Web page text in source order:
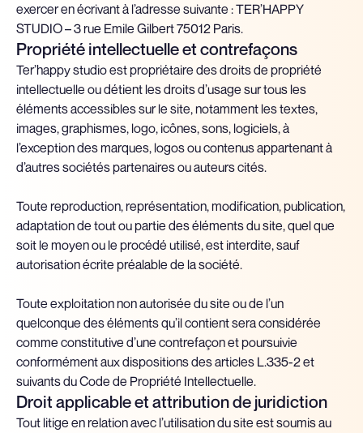
exercer en écrivant à l’adresse suivante : TER’HAPPY
STUDIO – 3 rue Emile Gilbert 75012 Paris.
Propriété intellectuelle et contrefaçons
Ter’happy studio est propriétaire des droits de propriété
intellectuelle ou détient les droits d’usage sur tous les
éléments accessibles sur le site, notamment les textes,
images, graphismes, logo, icônes, sons, logiciels, à
l’exception des marques, logos ou contenus appartenant à
d’autres sociétés partenaires ou auteurs cités.
Toute reproduction, représentation, modification, publication,
adaptation de tout ou partie des éléments du site, quel que
soit le moyen ou le procédé utilisé, est interdite, sauf
autorisation écrite préalable de la société.
Toute exploitation non autorisée du site ou de l’un
quelconque des éléments qu’il contient sera considérée
comme constitutive d’une contrefaçon et poursuivie
conformément aux dispositions des articles L.335-2 et
suivants du Code de Propriété Intellectuelle.
Droit applicable et attribution de juridiction
Tout litige en relation avec l’utilisation du site est soumis au